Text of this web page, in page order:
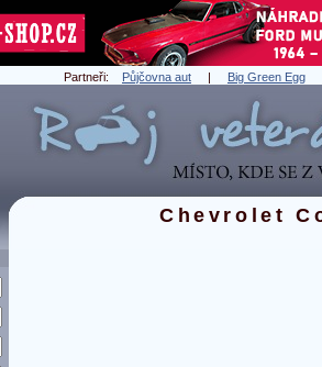
Partneři: Půjčovna aut | Big Green Egg
Chevrolet